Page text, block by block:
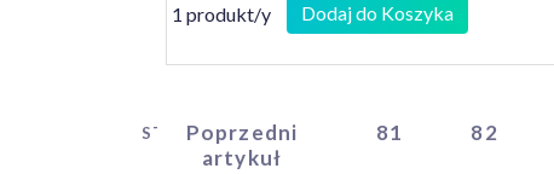
1 produkt/y Dodaj do Koszyka
STARTPoprzedni
artykuł
81 82